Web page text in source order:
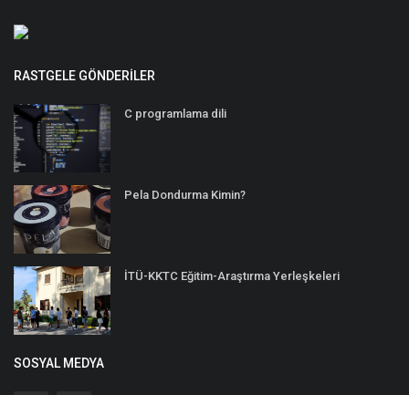
RASTGELE GÖNDERILER
C programlama dili
Pela Dondurma Kimin?
İTÜ-KKTC Eğitim-Araştırma Yerleşkeleri
SOSYAL MEDYA